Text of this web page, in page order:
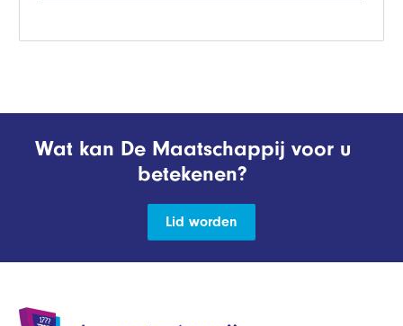
Wat kan De Maatschappij voor u
betekenen?
Lid worden